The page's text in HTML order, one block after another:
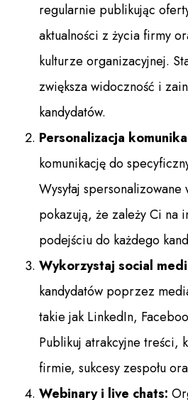
regularnie publikując
aktualności z życia firmy
kulturze organizacyjnej.
zwiększa widoczność i
kandydatów.
Personalizacja
komunikację do
Wysyłaj
pokazują, że zależy Ci na
podejściu do każdego
Wykorzystaj social
kandydatów poprzez
takie jak LinkedIn,
Publikuj atrakcyjne treści,
firmie, sukcesy zespołu
Webinary i live chats: